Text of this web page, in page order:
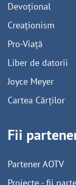
Devoțional
Creaționism
Pro-Viață
Liber de datorii
Joyce Meyer
Cartea Cărților
Fii
Partener AOTV